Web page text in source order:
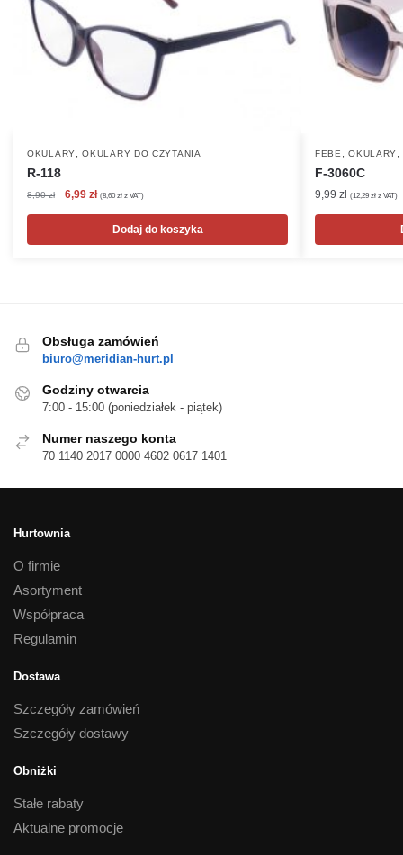
OKULARY ,OKULARY DO CZYTANIA
R-118
8,90zł
Pierwotna
8,90 zł.
6,99 złAktualna
wynosi:
6,99 zł.
(8,60 zł z VAT)
Dodaj do koszyka
FEBE ,OKULARY
F-3060C
9,99 zł (12,29 zł z VAT)
Obsługa zamówień
biuro@meridian-hurt.pl
Godziny otwarcia
7:00 - 15:00 (poniedziałek - piątek)
Numer naszego konta
70 1140 2017 0000 4602 0617 1401
Hurtownia
O firmie
Asortyment
Współpraca
Regulamin
Dostawa
Szczegóły zamówień
Szczegóły dostawy
Obniżki
Stałe rabaty
Aktualne promocje